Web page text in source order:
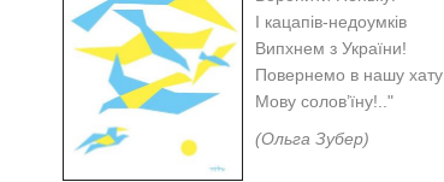
І кацапів-недоумків
Випхнем з України!
Повернемо в нашу хату
Мову солов’їну!.."
(Ольга Зубер)